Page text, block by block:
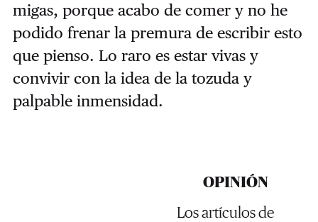
migas, porque acabo de comer y no he
podido frenar la premura de escribir esto
que pienso. Lo raro es estar vivas y
convivir con la idea de la tozuda y
palpable inmensidad.
OPINIÓN
Los artículos de